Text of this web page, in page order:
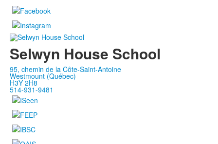
Selwyn House School
95, chemin de la Côte-Saint-Antoine
Westmount (Québec)
H3Y 2H8
514-931-9481